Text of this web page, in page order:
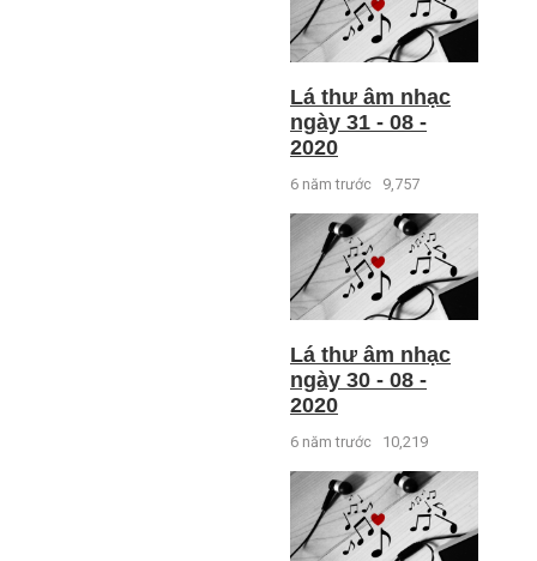
Lá thư âm nhạc
ngày 31 - 08 -
2020
6 năm trước 9,757
Lá thư âm nhạc
ngày 30 - 08 -
2020
6 năm trước 10,219